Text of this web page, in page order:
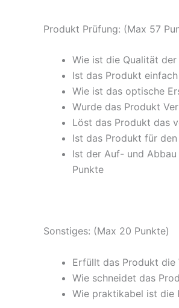
Produkt Prüfung: (Max 57
Wie ist die Qualität
Ist das Produkt
Wie ist das optische
Wurde das Produkt
Löst das Produkt das
Ist das Produkt für
Ist der Auf- und
Punkte
Sonstiges: (Max 20 Punkte)
Erfüllt das Produkt die
Wie schneidet das
Wie praktikabel ist die